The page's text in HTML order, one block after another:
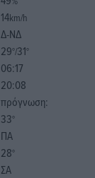
14km/h
Δ-ΝΔ
29°/31°
06:17
20:08
πρόγνωση:
33°
ΠΑ
28°
ΣΑ